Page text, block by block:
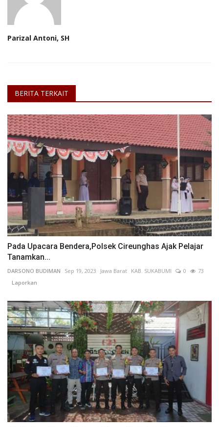
Parizal Antoni, SH
BERITA TERKAIT
Pada Upacara Bendera,Polsek Cireunghas Ajak Pelajar
Tanamkan...
DARSONO BUDIMAN Sep 19, 2023 Jawa Barat KAB. SUKABUMI 0
73
Laporkan